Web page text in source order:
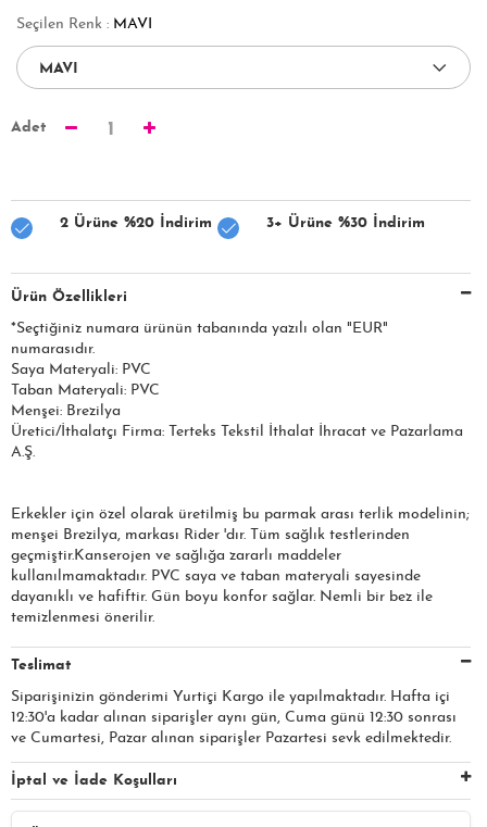
Seçilen Renk : MAVI
Adet 1
2 Ürüne %20 İndirim 3+ Ürüne %30 İndirim
Ürün Özellikleri
*Seçtiğiniz numara ürünün tabanında yazılı olan "EUR"
numarasıdır.
Saya Materyali: PVC
Taban Materyali: PVC
Menşei: Brezilya
Üretici/İthalatçı Firma: Terteks Tekstil İthalat İhracat ve Pazarlama
A.Ş.
Erkekler için özel olarak üretilmiş bu parmak arası terlik modelinin;
menşei Brezilya, markası Rider 'dır. Tüm sağlık testlerinden
geçmiştir.Kanserojen ve sağlığa zararlı maddeler
kullanılmamaktadır. PVC saya ve taban materyali sayesinde
dayanıklı ve hafiftir. Gün boyu konfor sağlar. Nemli bir bez ile
temizlenmesi önerilir.
Teslimat
Siparişinizin gönderimi Yurtiçi Kargo ile yapılmaktadır. Hafta içi
12:30'a kadar alınan siparişler aynı gün, Cuma günü 12:30 sonrası
ve Cumartesi, Pazar alınan siparişler Pazartesi sevk edilmektedir.
İptal ve İade Koşulları